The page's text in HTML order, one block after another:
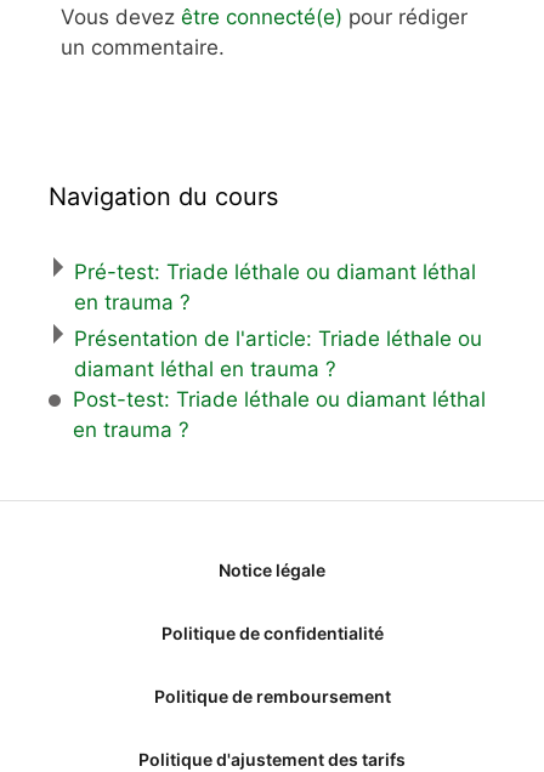
Vous devez être connecté(e) pour rédiger
un commentaire.
Navigation du cours
Pré-test: Triade léthale ou diamant léthal
en trauma ?
Présentation de l'article: Triade léthale ou
diamant léthal en trauma ?
Post-test: Triade léthale ou diamant léthal
en trauma ?
Notice légale
Politique de confidentialité
Politique de remboursement
Politique d'ajustement des tarifs